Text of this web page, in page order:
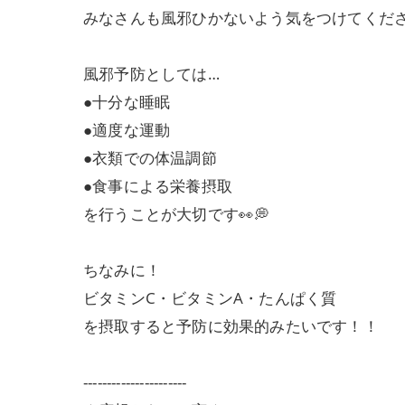
みなさんも風邪ひかないよう気をつけてくだ
風邪予防としては…
●十分な睡眠
●適度な運動
●衣類での体温調節
●食事による栄養摂取
を行うことが大切です👀💭
ちなみに！
ビタミンC・ビタミンA・たんぱく質
を摂取すると予防に効果的みたいです！！
----------------------